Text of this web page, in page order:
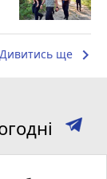
Дивитись ще keyboard_arrow_right